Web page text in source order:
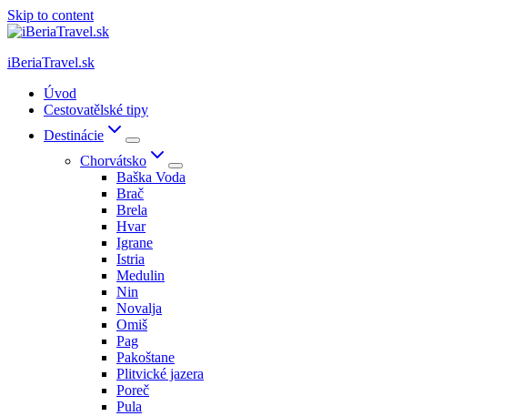
Skip to content
iBeriaTravel.sk
Úvod
Cestovatělské tipy
Destinácie
Chorvátsko
Baška Voda
Brač
Brela
Hvar
Igrane
Istria
Medulin
Nin
Novalja
Omiš
Pag
Pakoštane
Plitvické jazera
Poreč
Pula